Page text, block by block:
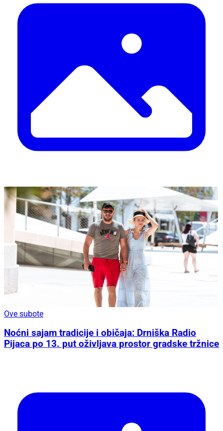
Ove subote
Noćni sajam tradicije i običaja: Drniška Radio
Pijaca po 13. put oživljava prostor gradske tržnice